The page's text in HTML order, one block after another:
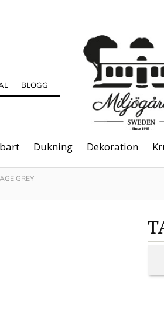
BLOGG
Dukning Dekoration
GREY